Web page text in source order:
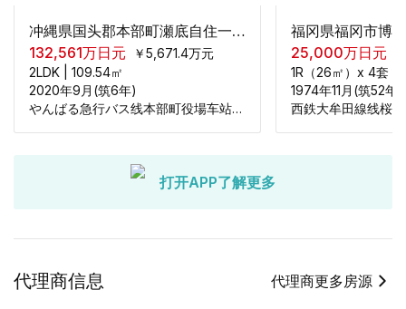
冲縄県国头郡本部町瀬底自住一户建2层2LDK
132,561万日元 ￥5,671.4万元
2LDK
109.54㎡
2020年9月(筑6年)
やんばる急行バス线本部町役場车站步行2400米
25,000万日元
1R（26㎡）x 4套（
1974年11月(筑52年)
西鉄大牟田線线桜
打开APP了解更多
代理商信息 代理商更多房源